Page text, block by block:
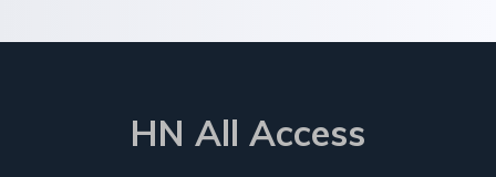
HN All Access